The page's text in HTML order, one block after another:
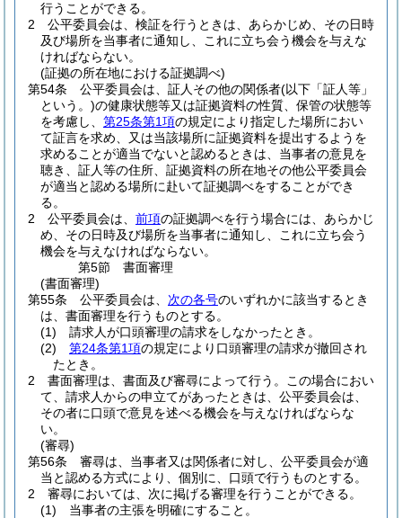
行うことができる。
2
公平委員会は、検証を行うときは、あらかじめ、その日時
及び場所を当事者に通知し、これに立ち会う機会を与えな
ければならない。
(証拠の所在地における証拠調べ)
第54条
公平委員会は、証人その他の関係者(以下「証人等」
という。)の健康状態等又は証拠資料の性質、保管の状態等
を考慮し、 第25条第1項の規定により指定した場所におい
て証言を求め、又は当該場所に証拠資料を提出するようを
求めることが適当でないと認めるときは、当事者の意見を
聴き、証人等の住所、証拠資料の所在地その他公平委員会
が適当と認める場所に赴いて証拠調べをすることができ
る。
2
公平委員会は、 前項の証拠調べを行う場合には、あらかじ
め、その日時及び場所を当事者に通知し、これに立ち会う
機会を与えなければならない。
第5節
書面審理
(書面審理)
第55条
公平委員会は、 次の各号のいずれかに該当するとき
は、書面審理を行うものとする。
(1)
請求人が口頭審理の請求をしなかったとき。
(2)
第24条第1項の規定により口頭審理の請求が撤回され
たとき。
2
書面審理は、書面及び審尋によって行う。
この場合におい
て、請求人からの申立てがあったときは、公平委員会は、
その者に口頭で意見を述べる機会を与えなければならな
い。
(審尋)
第56条
審尋は、当事者又は関係者に対し、公平委員会が適
当と認める方式により、個別に、口頭で行うものとする。
2
審尋においては、次に掲げる審理を行うことができる。
(1)
当事者の主張を明確にすること。